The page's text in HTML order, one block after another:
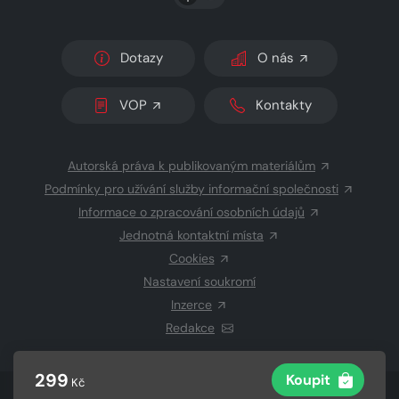
299 Kč Koupit
Dotazy O nás
VOP Kontakty
Autorská práva k publikovaným materiálům
Podmínky pro užívání služby informační společnosti
Informace o zpracování osobních údajů
Jednotná kontaktní místa
Cookies
Nastavení soukromí
Inzerce
Redakce